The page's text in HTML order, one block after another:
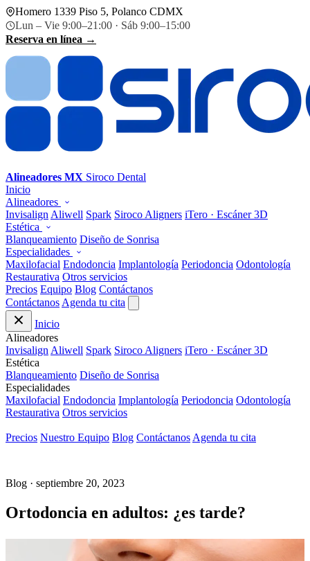
Homero 1339 Piso 5, Polanco CDMX
Lun – Vie 9:00–21:00 · Sáb 9:00–15:00
Reserva en línea →
Alineadores MX Siroco Dental
Inicio
Alineadores
Invisalign Aliwell Spark Siroco Aligners iTero · Escáner 3D
Estética
Blanqueamiento Diseño de Sonrisa
Especialidades
Maxilofacial Endodoncia Implantología Periodoncia Odontología
Restaurativa Otros servicios
Precios Equipo Blog Contáctanos
Contáctanos Agenda tu cita
Inicio
Alineadores
Invisalign Aliwell Spark Siroco Aligners iTero · Escáner 3D
Estética
Blanqueamiento Diseño de Sonrisa
Especialidades
Maxilofacial Endodoncia Implantología Periodoncia Odontología
Restaurativa Otros servicios
Precios Nuestro Equipo Blog Contáctanos Agenda tu cita
Blog · septiembre 20, 2023
Ortodoncia en adultos: ¿es tarde?